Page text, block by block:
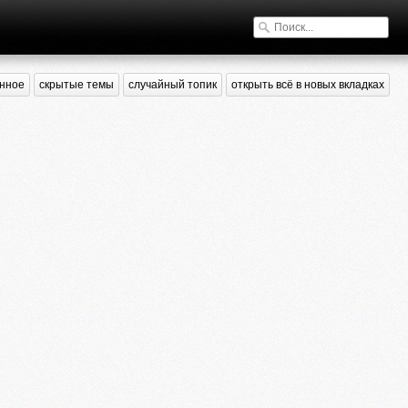
скрытые темы случайный топик открыть всё в новых вкладках